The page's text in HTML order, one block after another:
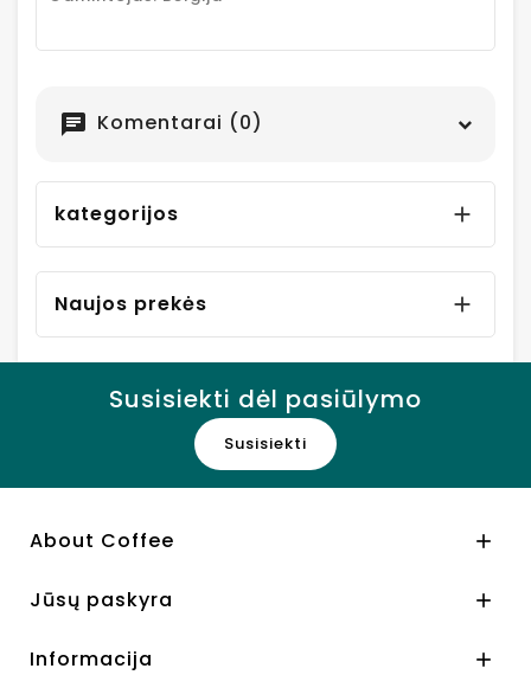
chat Komentarai (0)
kategorijos 
Naujos prekės 
Susisiekti dėl pasiūlymo
Susisiekti
About Coffee 
Jūsų paskyra 
Informacija 